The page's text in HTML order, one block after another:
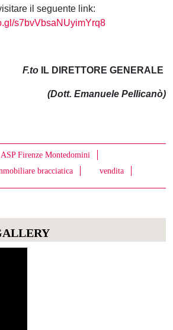
il seguente link:
s7bvVbsaNUyimYrq8
F.to IL DIRETTORE GENERALE
(Dott. Emanuele Pellicanò)
ASP Firenze Montedomini
bracciatica
vendita